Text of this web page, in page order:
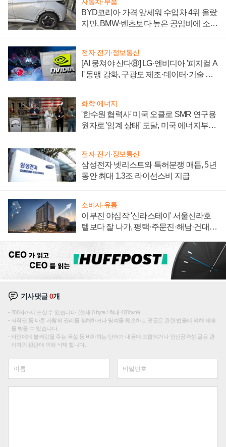
자동차·부품
BYD코리아 가격 앞세워 수입차 4위 올랐
지만, BMW·벤츠보다 높은 공임비에 소비
전자·전기·정보통신
[AI 뭉쳐야 산다⑧] LG·엔비디아 '피지컬 A
I' 동맹 강화, 구광모 제조·데이터·기술 결
화학·에너지
'한수원 협력사' 미국 오클로 SMR 연구용
원자로 '임계 상태' 도달, 미국 에너지부
전자·전기·정보통신
삼성전자 넷리스트와 특허분쟁 매듭, 5년
동안 최대 1.3조 라이선스비 지급
소비자·유통
이부진 야심작 '신라스테이' 서울신라호
텔보다 잘 나가, 평택·주문진·해남·건대로
기사댓글0개
200자까지 쓰실 수 있습니다. (현재 0 byte / 최대 400byte)
저작권 등 다른 사람의 권리를 침해하거나 명예를 훼손하는 댓글은 관련 법률에 의해 제재
를 받을 수 있습니다.
타인에게 불쾌감을 주는 욕설 등 비하하는 단어가 내용에 포함되거나 인신공격성 글은 관
리자의 판단에 의해 삭제 합니다.